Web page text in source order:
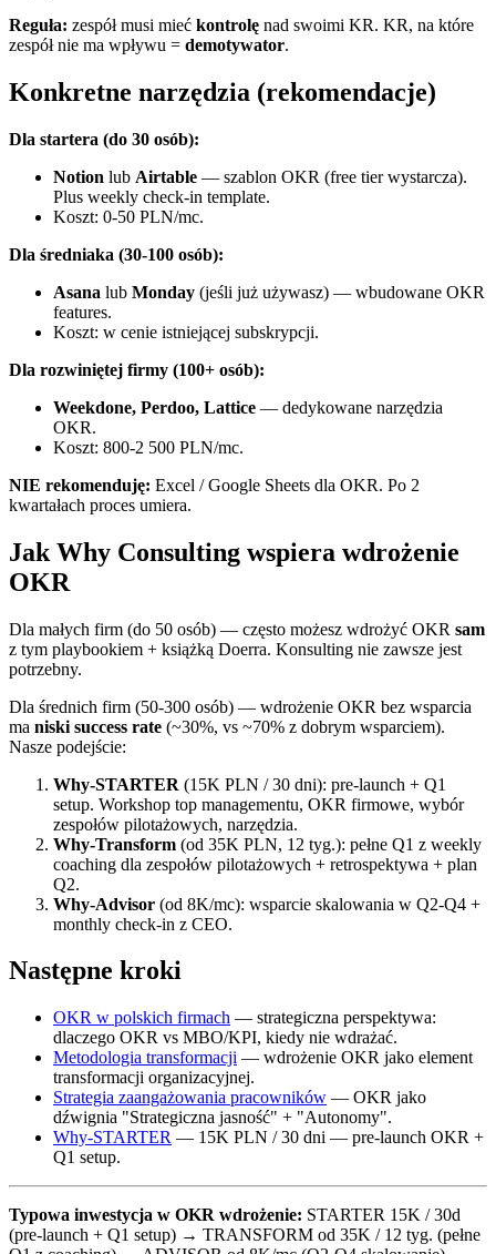
Reguła: zespół musi mieć kontrolę nad swoimi KR. KR, na które
zespół nie ma wpływu = demotywator.
Konkretne narzędzia (rekomendacje)
Dla startera (do 30 osób):
Notion lub Airtable — szablon OKR (free tier wystarcza).
Plus weekly check-in template.
Koszt: 0-50 PLN/mc.
Dla średniaka (30-100 osób):
Asana lub Monday (jeśli już używasz) — wbudowane OKR
features.
Koszt: w cenie istniejącej subskrypcji.
Dla rozwiniętej firmy (100+ osób):
Weekdone, Perdoo, Lattice — dedykowane narzędzia
OKR.
Koszt: 800-2 500 PLN/mc.
NIE rekomenduję: Excel / Google Sheets dla OKR. Po 2
kwartałach proces umiera.
Jak Why Consulting wspiera wdrożenie
OKR
Dla małych firm (do 50 osób) — często możesz wdrożyć OKR sam
z tym playbookiem + książką Doerra. Konsulting nie zawsze jest
potrzebny.
Dla średnich firm (50-300 osób) — wdrożenie OKR bez wsparcia
ma niski success rate (~30%, vs ~70% z dobrym wsparciem).
Nasze podejście:
Why-STARTER (15K PLN / 30 dni): pre-launch + Q1
setup. Workshop top managementu, OKR firmowe, wybór
zespołów pilotażowych, narzędzia.
Why-Transform (od 35K PLN, 12 tyg.): pełne Q1 z weekly
coaching dla zespołów pilotażowych + retrospektywa + plan
Q2.
Why-Advisor (od 8K/mc): wsparcie skalowania w Q2-Q4 +
monthly check-in z CEO.
Następne kroki
OKR w polskich firmach — strategiczna perspektywa:
dlaczego OKR vs MBO/KPI, kiedy nie wdrażać.
Metodologia transformacji — wdrożenie OKR jako element
transformacji organizacyjnej.
Strategia zaangażowania pracowników — OKR jako
dźwignia "Strategiczna jasność" + "Autonomy".
Why-STARTER — 15K PLN / 30 dni — pre-launch OKR +
Q1 setup.
Typowa inwestycja w OKR wdrożenie: STARTER 15K / 30d
(pre-launch + Q1 setup) → TRANSFORM od 35K / 12 tyg. (pełne